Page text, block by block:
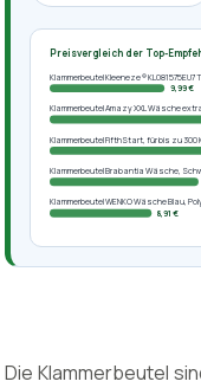
Preisvergleich der Top-
Klammerbeutel Kleeneze ®
9,99 €
Klammerbeutel Amazy XXL Wäsche
Klammerbeutel FifthStart, für bis zu 300
Klammerbeutel Brabantia Wäsche,
Klammerbeutel WENKO Wäsche Blau,
8,91 €
Die Klammerbeutel